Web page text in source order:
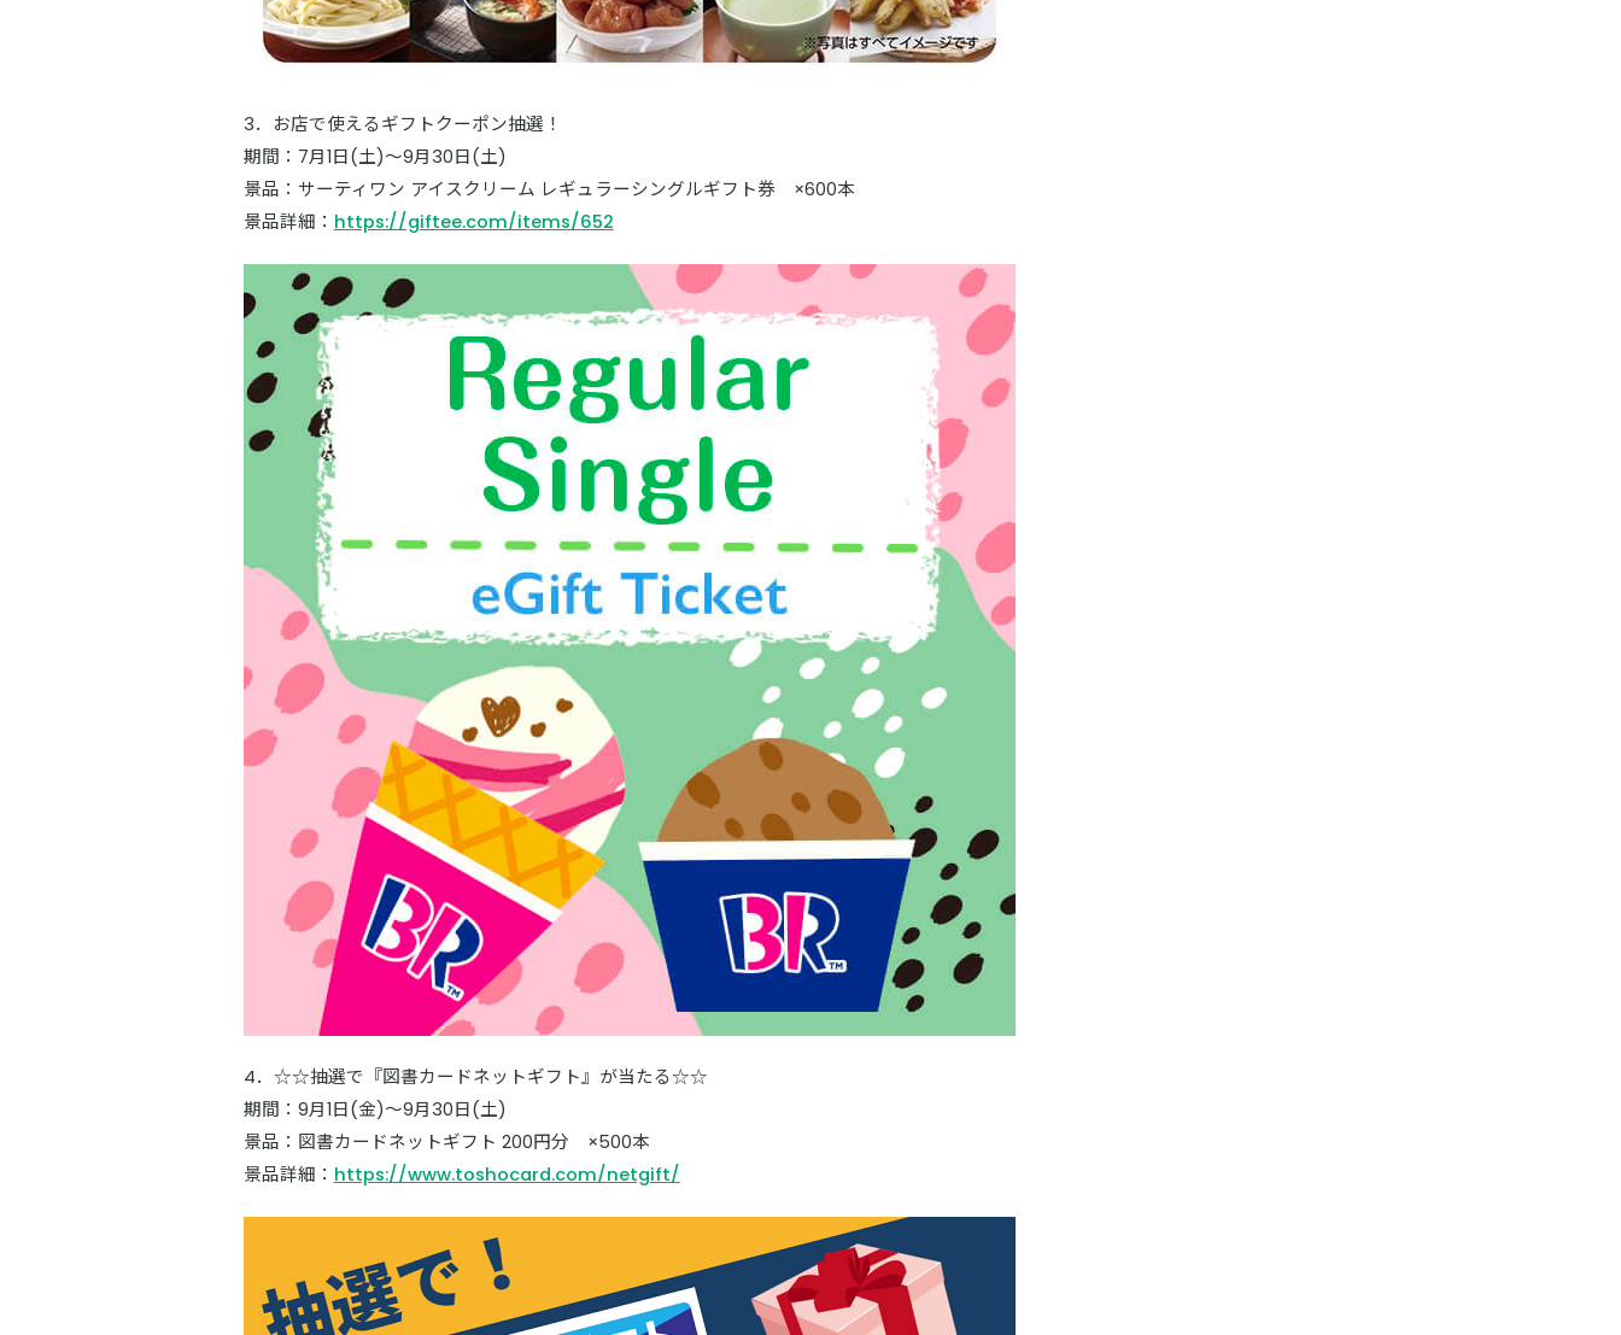
3．お店で使えるギフトクーポン抽選！
期間：7月1日(土)～9月30日(土)
景品：サーティワン アイスクリーム レギュラーシングルギフト券 ×600本
景品詳細： https://giftee.com/items/652
4．☆☆抽選で『図書カードネットギフト』が当たる☆☆
期間：9月1日(金)～9月30日(土)
景品：図書カードネットギフト 200円分 ×500本
景品詳細： https://www.toshocard.com/netgift/